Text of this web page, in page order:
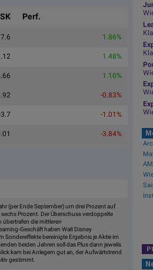
SK Perf.
1.86%
1.48%
1.10%
-0.83%
-1.01%
-3.84%
(per Ende September) um drei Prozent auf
Prozent. Der Überschuss verdoppelte
übertrafen die mittleren
Geschäft haben Walt Disney
bereinigte Ergebnis je Aktie im
beiden Jahren soll das Plus dann jeweils
kam bei Anlegern gut an, der Aufwärtstrend
gestimmt.